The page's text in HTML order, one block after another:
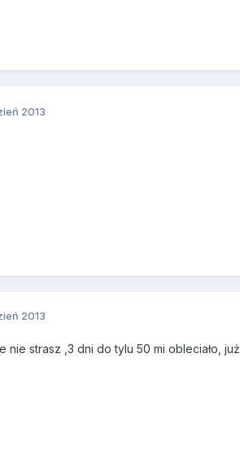
2013
2013
nie strasz ,3 dni do tylu 50 mi obleciało,